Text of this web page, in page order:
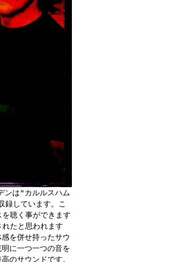
ンは"カルルスハム
録しています。こ
聴く事ができます
たと思われます
を併せ持ったサウ
に一つ一つの音を
のサウンドです。